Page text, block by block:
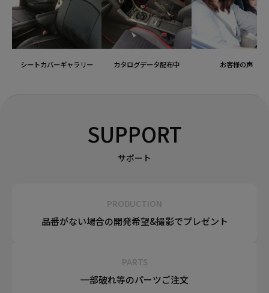
シートカバーギャラリー カタログデータ配布中 お客様の声
SUPPORT
サポート
PRODUCTION
品番がない場合の開発希望&撮影でプレゼント
PARTS
一部破れ等のパーツご注文